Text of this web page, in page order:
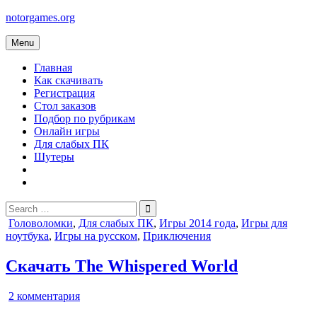
Skip
content
notorgames.org
Menu
Главная
Как скачивать
Регистрация
Стол заказов
Подбор по рубрикам
Онлайн игры
Для слабых ПК
Шутеры
Search
for:
Posted
in
Головоломки, Для слабых ПК, Игры 2014 года, Игры для
ноутбука, Игры на русском, Приключения
Скачать The Whispered World
2 комментарияк